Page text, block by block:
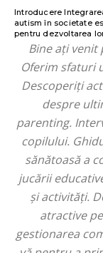
Introducere
autism în societate
pentru dezvoltarea
emoțională.
Bine ați venit
Oferim sfaturi
Descoperiți
despre
parenting.
copilului.
sănătoasă a
jucării
și activități.
atractive
gestionarea